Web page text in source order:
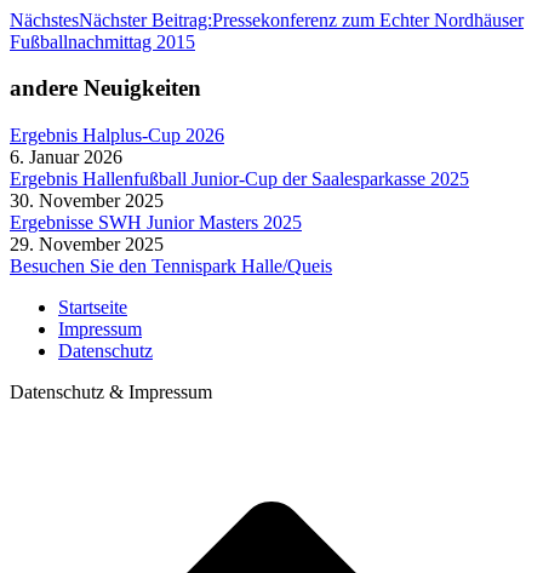
NächstesNächster Beitrag:Pressekonferenz zum Echter Nordhäuser
Fußballnachmittag 2015
andere Neuigkeiten
Ergebnis Halplus-Cup 2026
6. Januar 2026
Ergebnis Hallenfußball Junior-Cup der Saalesparkasse 2025
30. November 2025
Ergebnisse SWH Junior Masters 2025
29. November 2025
Besuchen Sie den Tennispark Halle/Queis
Startseite
Impressum
Datenschutz
Datenschutz & Impressum